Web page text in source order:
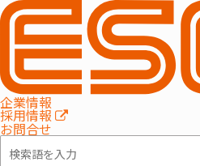
企業情報
採用情報
お問合せ
特集